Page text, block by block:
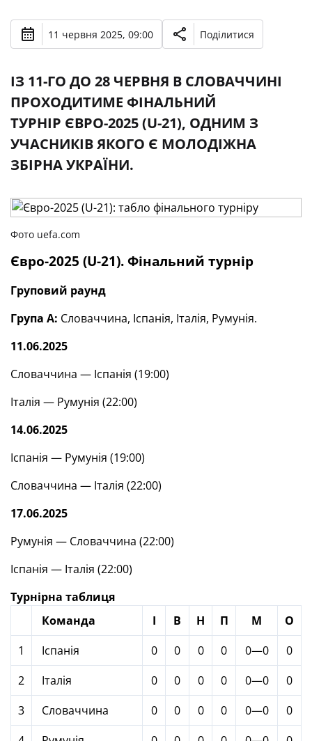
11 червня 2025, 09:00 Поділитися
ІЗ 11-ГО ДО 28 ЧЕРВНЯ В СЛОВАЧЧИНІ
ПРОХОДИТИМЕ ФІНАЛЬНИЙ
ТУРНІР ЄВРО-2025 (U-21), ОДНИМ З
УЧАСНИКІВ ЯКОГО Є МОЛОДІЖНА
ЗБІРНА УКРАЇНИ.
Фото uefa.com
Євро-2025 (U-21). Фінальний турнір
Груповий раунд
Група А: Словаччина, Іспанія, Італія, Румунія.
11.06.2025
Словаччина — Іспанія (19:00)
Італія — Румунія (22:00)
14.06.2025
Іспанія — Румунія (19:00)
Словаччина — Італія (22:00)
17.06.2025
Румунія — Словаччина (22:00)
Іспанія — Італія (22:00)
Турнірна таблиця
Команда
І В Н П М
О
1
Іспанія 0 0 0 0 0—0
0
2
Італія 0 0 0 0 0—0
0
3
Словаччина 0 0 0 0 0—0
0